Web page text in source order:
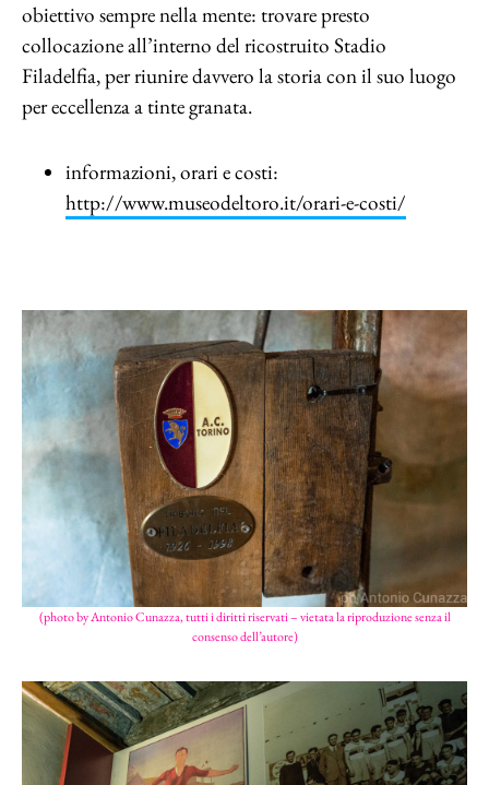
obiettivo sempre nella mente: trovare presto
collocazione all’interno del ricostruito Stadio
Filadelfia, per riunire davvero la storia con il suo luogo
per eccellenza a tinte granata.
informazioni, orari e costi:
http://www.museodeltoro.it/orari-e-costi/
(photo by Antonio Cunazza, tutti i diritti riservati – vietata la riproduzione senza il
consenso dell’autore)